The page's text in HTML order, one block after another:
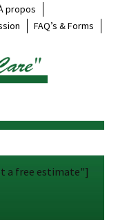
propos
FAQ’s & Forms
a free estimate"]